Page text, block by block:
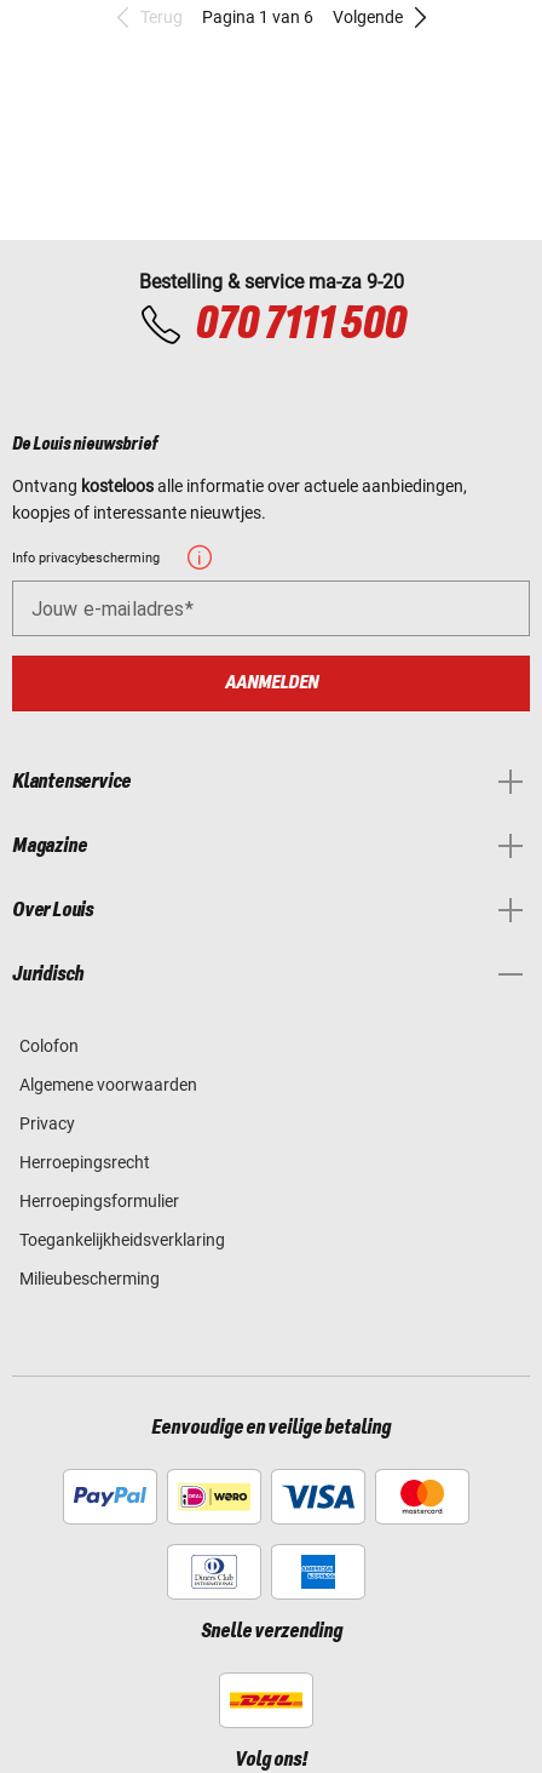
Terug Pagina 1 van 6 Volgende
Bestelling & service ma-za 9-20
070 7111 500
De Louis nieuwsbrief
Ontvang kosteloosalle informatie over actuele aanbiedingen,
koopjes of interessante nieuwtjes.
Info privacybescherming
Jouw e-mailadres
AANMELDEN
Klantenservice
Magazine
Over Louis
Juridisch
Colofon
Algemene voorwaarden
Privacy
Herroepingsrecht
Herroepingsformulier
Toegankelijkheidsverklaring
Milieubescherming
Eenvoudige en veilige betaling
Snelle verzending
Volg ons!